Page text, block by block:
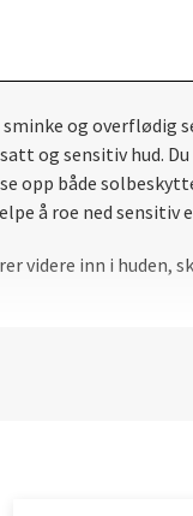
og overflødig
og sensitiv hud.
opp både
å roe ned sensitiv
videre inn i huden,